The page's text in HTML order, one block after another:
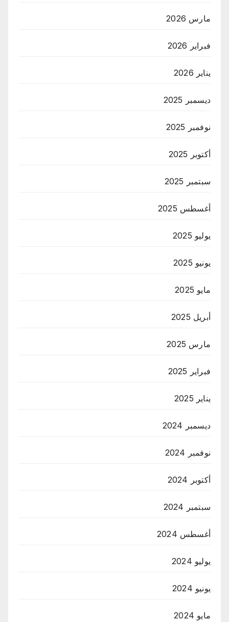
مارس 2026
فبراير 2026
يناير 2026
ديسمبر 2025
نوفمبر 2025
أكتوبر 2025
سبتمبر 2025
أغسطس 2025
يوليو 2025
يونيو 2025
مايو 2025
أبريل 2025
مارس 2025
فبراير 2025
يناير 2025
ديسمبر 2024
نوفمبر 2024
أكتوبر 2024
سبتمبر 2024
أغسطس 2024
يوليو 2024
يونيو 2024
مايو 2024